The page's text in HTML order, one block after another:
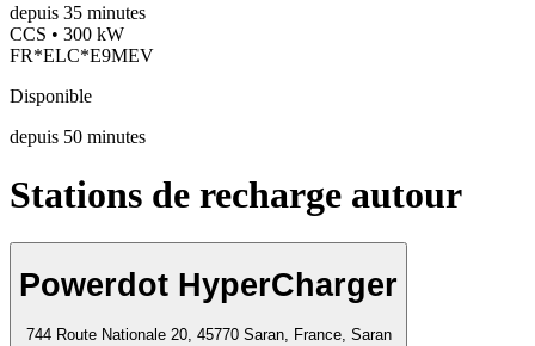
depuis 35 minutes
CCS • 300 kW
FR*ELC*E9MEV
Disponible
depuis 50 minutes
Stations de recharge autour
Powerdot HyperCharger
744 Route Nationale 20, 45770 Saran, France, Saran